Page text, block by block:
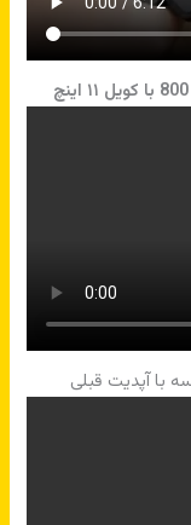
با آپدیت قبلی